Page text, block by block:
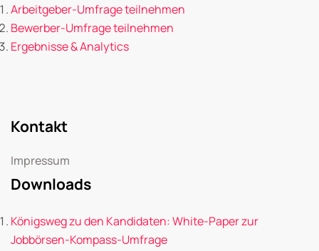
Arbeitgeber-Umfrage teilnehmen
Bewerber-Umfrage teilnehmen
Ergebnisse & Analytics
Kontakt
Impressum
Downloads
Königsweg zu den Kandidaten: White-Paper zur
Jobbörsen-Kompass-Umfrage